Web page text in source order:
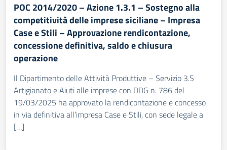
POC 2014/2020 – Azione 1.3.1 – Sostegno alla
competitività delle imprese siciliane – Impresa
Case e Stili – Approvazione rendicontazione,
concessione definitiva, saldo e chiusura
operazione
Il Dipartimento delle Attività Produttive – Servizio 3.S
Artigianato e Aiuti alle imprese con DDG n. 786 del
19/03/2025 ha approvato la rendicontazione e concesso
in via definitiva all’impresa Case e Stili, con sede legale a
[…]